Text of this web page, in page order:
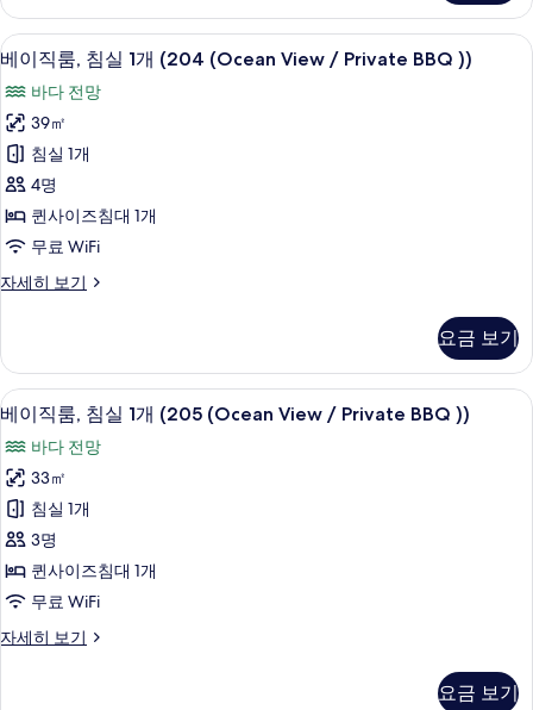
/
Private
BBQ
))
사
진
모
두
보
기
침
실
1
개
(103
(Ocean
View
Private
BBQ
))
자
히
베
이
직
룸,
침
실
1
개
(204
/
Private
BBQ
))
사
진
모
두
보
기
베이직룸, 침실 1개
13
베이직룸, 침실 1개 (204 (Ocean View / Private BBQ ))
바다 전망
39㎡
침실 1개
4명
퀸사이즈침대 1개
무료 WiFi
자세히 보기
베
침
실
1
개
(204
(Ocean
View
Private
BBQ
))
자
히
요금 보기
베
이
직
룸,
침
실
1
개
(205
베이직룸, 침실 1개 (205 (Ocean View
11
베이직룸, 침실 1개 (205 (Ocean View / Private BBQ ))
바다 전망
33㎡
침실 1개
3명
퀸사이즈침대 1개
무료 WiFi
자세히 보기
베
요금 보기